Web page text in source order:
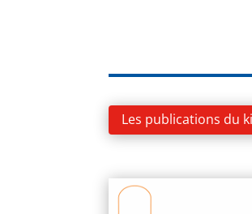
Les publications du